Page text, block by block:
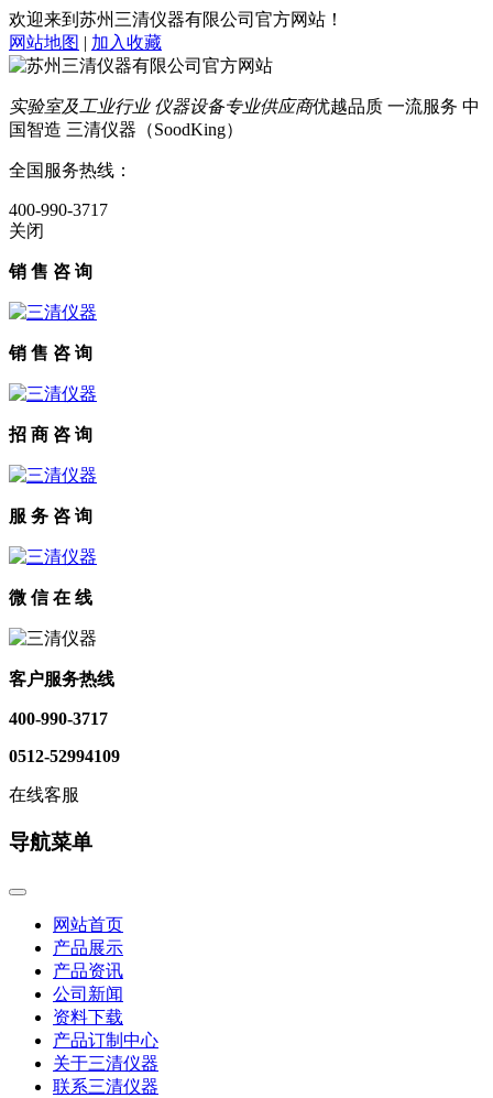
欢迎来到苏州三清仪器有限公司官方网站！
网站地图 | 加入收藏
实验室及工业行业 仪器设备专业供应商优越品质 一流服务 中
国智造 三清仪器（SoodKing）
全国服务热线：
400-990-3717
关闭
销 售 咨 询
销 售 咨 询
招 商 咨 询
服 务 咨 询
微 信 在 线
客户服务热线
400-990-3717
0512-52994109
在线客服
导航菜单
网站首页
产品展示
产品资讯
公司新闻
资料下载
产品订制中心
关于三清仪器
联系三清仪器